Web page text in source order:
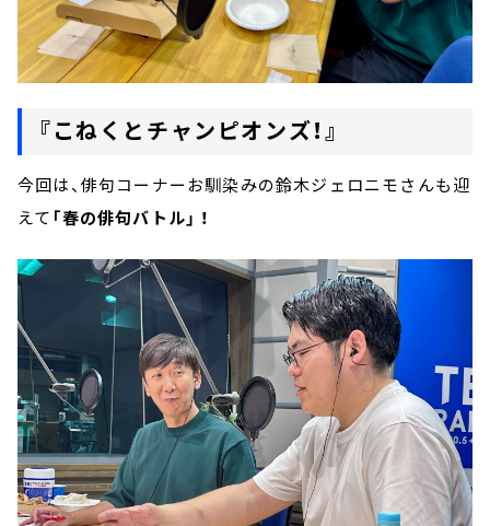
『こねくとチャンピオンズ！』
今回は、俳句コーナーお馴染みの鈴木ジェロニモさんも迎
えて 「春の俳句バトル」 ！